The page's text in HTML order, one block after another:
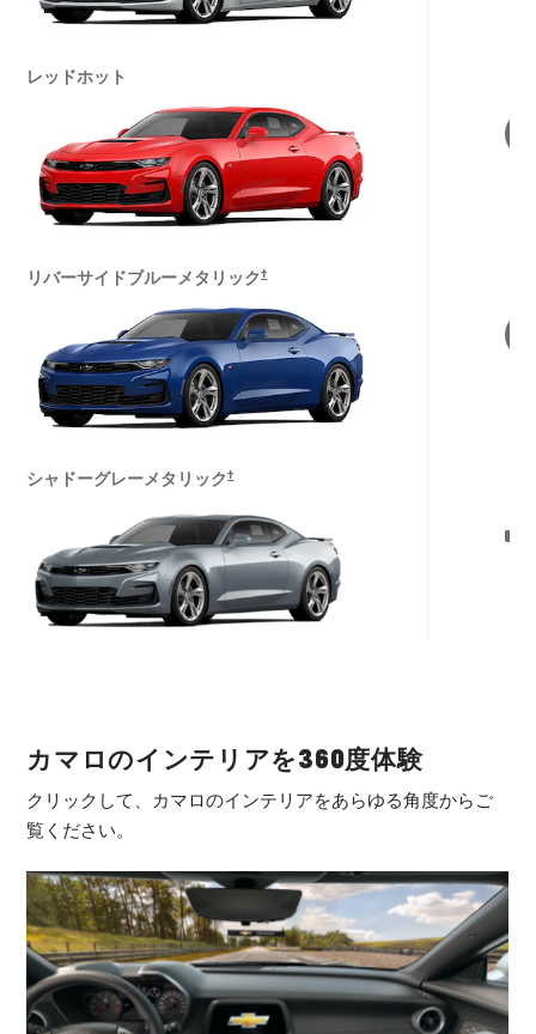
レッドホット
リバーサイドブルーメタリック†
シャドーグレーメタリック†
カマロのインテリアを360度体験
クリックして、カマロのインテリアをあらゆる角度からご
覧ください。